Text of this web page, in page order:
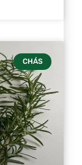
CHÁS